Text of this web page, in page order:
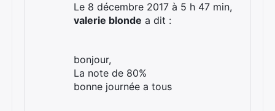
Le 8 décembre 2017 à 5 h 47 min,
valerie blonde a dit :
bonjour,
La note de 80%
bonne journée a tous